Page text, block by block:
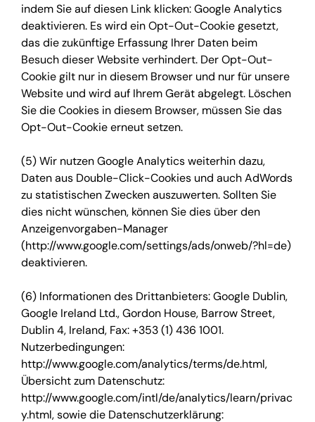
indem Sie auf diesen Link klicken: Google Analytics
deaktivieren. Es wird ein Opt-Out-Cookie gesetzt,
das die zukünftige Erfassung Ihrer Daten beim
Besuch dieser Website verhindert. Der Opt-Out-
Cookie gilt nur in diesem Browser und nur für unsere
Website und wird auf Ihrem Gerät abgelegt. Löschen
Sie die Cookies in diesem Browser, müssen Sie das
Opt-Out-Cookie erneut setzen.
(5) Wir nutzen Google Analytics weiterhin dazu,
Daten aus Double-Click-Cookies und auch AdWords
zu statistischen Zwecken auszuwerten. Sollten Sie
dies nicht wünschen, können Sie dies über den
Anzeigenvorgaben-Manager
(http://www.google.com/settings/ads/onweb/?hl=de)
deaktivieren.
(6) Informationen des Drittanbieters: Google Dublin,
Google Ireland Ltd., Gordon House, Barrow Street,
Dublin 4, Ireland, Fax: +353 (1) 436 1001.
Nutzerbedingungen:
http://www.google.com/analytics/terms/de.html,
Übersicht zum Datenschutz:
http://www.google.com/intl/de/analytics/learn/privac
y.html, sowie die Datenschutzerklärung: